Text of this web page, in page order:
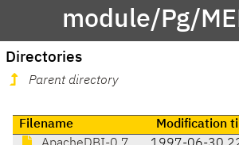
module/Pg/
Directories
Parent directory
Filename Modification